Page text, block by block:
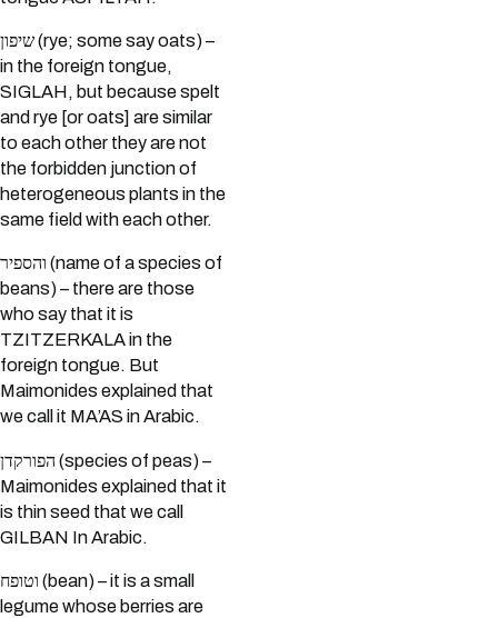
שיפון (rye; some say oats) –
in the foreign tongue,
SIGLAH, but because spelt
and rye [or oats] are similar
to each other they are not
the forbidden junction of
heterogeneous plants in the
same field with each other.
והספיר (name of a species of
beans) – there are those
who say that it is
TZITZERKALA in the
foreign tongue. But
Maimonides explained that
we call it MA’AS in Arabic.
הפורקדן (species of peas) –
Maimonides explained that it
is thin seed that we call
GILBAN In Arabic.
וטופח (bean) – it is a small
legume whose berries are